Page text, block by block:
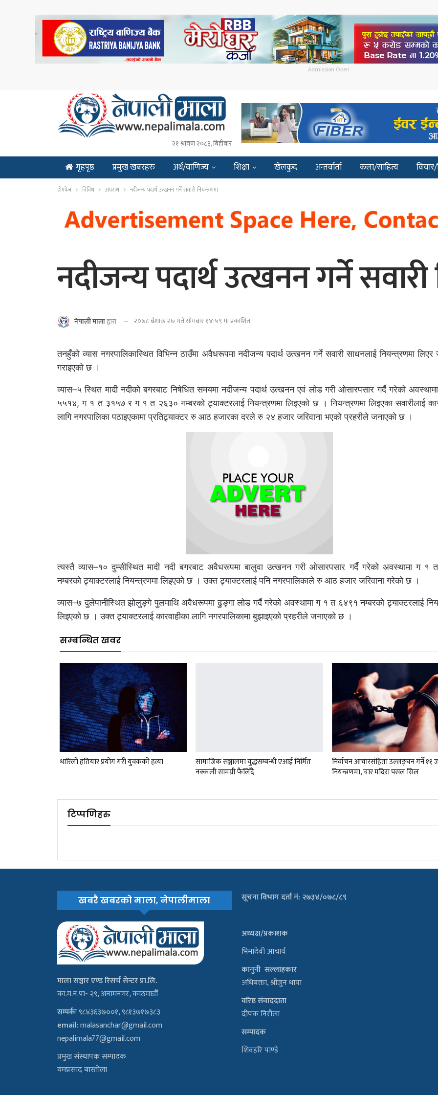
Admission Open
२१ श्रावण २०८३, बिहीबार
गृहपृष्ठ प्रमुख खबरहरु अर्थ/वाणिज्य शिक्षा खेलकुद अन्तर्वार्ता कला/साहित्य
ENGLISH
होमपेज विविध अपराध नदीजन्य पदार्थ उत्खनन गर्ने सवारी नियन्त्रणमा
नदीजन्य पदार्थ उत्खनन गर्ने सवारी
नेपाली मालाद्वारा २०७८ बैशाख २७ गते सोमबार १४:५९ मा प्रकाशित
तनहुँको व्यास नगरपालिकास्थित विभिन्न ठाउँमा अवैधरूपमा नदीजन्य पदार्थ उत्खनन गर्ने सवारी साधनलाई नियन्त्रणमा लिएर
गराइएको छ ।
व्यास–५ स्थित मादी नदीको बगरबाट निषेधित समयमा नदीजन्य पदार्थ उत्खनन एवं लोड गरी ओसारपसार गर्दै गरेको
५५१४, ग १ त ३१५७ र ग १ त २६३० नम्बरको ट्र्याक्टरलाई नियन्त्रणमा लिइएको छ । नियन्त्रणमा लिइएका सवारीलाई
लागि नगरपालिका पठाइएकामा प्रतिट्र्याक्टर रु आठ हजारका दरले रु २४ हजार जरिवाना भएको प्रहरीले जनाएको छ ।
त्यस्तै व्यास–१० दुम्सीस्थित मादी नदी बगरबाट अवैधरूपमा बालुवा उत्खनन गरी ओसारपसार गर्दै गरेको अवस्थामा ग १
नम्बरको ट्र्याक्टरलाई नियन्त्रणमा लिइएको छ । उक्त ट्र्याक्टरलाई पनि नगरपालिकाले रु आठ हजार जरिवाना गरेको छ ।
व्यास–७ दुलेपानीस्थित झोलुङ्गे पुलमाथि अवैधरूपमा ढुङ्गा लोड गर्दै गरेको अवस्थामा ग १ त ६४९१ नम्बरको ट्र्याक्टरलाई
लिइएको छ । उक्त ट्र्याक्टरलाई कारवाहीका लागि नगरपालिकामा बुझाइएको प्रहरीले जनाएको छ ।
सम्बन्धित खवर
धारिलो हतियार प्रयोग गरी युवकको हत्या
सामाजिक सञ्जालमा युद्धसम्बन्धी एआई निर्मित
नक्कली सामग्री फैलिँदै
निर्वाचन आचारसंहिता उल्लङ्घन गर्ने ११
नियन्त्रणमा, चार मदिरा पसल सिल
टिप्पणिहरु
खबरै खबरको माला, नेपालीमाला
माला सञ्चार एण्ड रिसर्च सेन्टर प्रा.लि.
का.म.न.पा- २९, अनामनगर, काठमाडौँ
सम्पर्कः९८४३६३७००१, ९८१३७१७३८३
email:malasanchar@gmail.com
nepalimala77@gmail.com
प्रमुख संस्थापक सम्पादक
यमप्रसाद बास्तोला
सूचना विभाग दर्ता नं: २७३४/०७८/८९
अध्यक्ष/प्रकाशक
भिमादेवी आचार्य
कानुनी सल्लाहकार
अधिबक्ता, श्रीजुन थापा
वरिष्ठ संवाददाता
दीपक निरौला
सम्पादक
शिवहरि पाण्डे